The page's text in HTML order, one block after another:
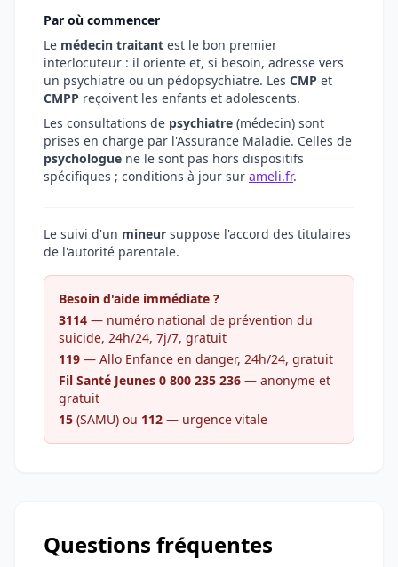
Par où commencer
Le médecin traitant est le bon premier
interlocuteur : il oriente et, si besoin, adresse vers
un psychiatre ou un pédopsychiatre. Les CMP et
CMPP reçoivent les enfants et adolescents.
Les consultations de psychiatre (médecin) sont
prises en charge par l'Assurance Maladie. Celles de
psychologue ne le sont pas hors dispositifs
spécifiques ; conditions à jour sur ameli.fr.
Le suivi d'un mineur suppose l'accord des titulaires
de l'autorité parentale.
Besoin d'aide immédiate ?
3114 — numéro national de prévention du
suicide, 24h/24, 7j/7, gratuit
119 — Allo Enfance en danger, 24h/24, gratuit
Fil Santé Jeunes 0 800 235 236 — anonyme et
gratuit
15 (SAMU) ou 112 — urgence vitale
Questions fréquentes